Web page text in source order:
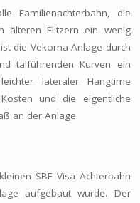
Familienachterbahn, die
älteren Flitzern ein wenig
die Vekoma Anlage durch
talführenden Kurven ein
lateraler Hangtime
und die eigentliche
an der Anlage.
SBF Visa Achterbahn
aufgebaut wurde. Der